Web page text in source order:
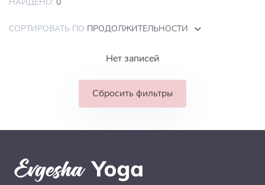
СОРТИРОВАТЬ ПО ПРОДОЛЖИТЕЛЬНОСТИ
Нет записей
Сбросить фильтры